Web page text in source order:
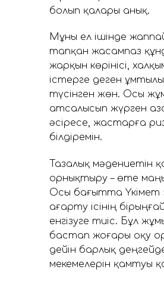
болып қалары анық.
Мұны ел ішінде
тапқан жасампаз
жарқын көрінісі,
істерге деген
түсінген жөн. Осы
атсалысып жүрген
әсіресе, жастарға
білдіремін.
Тазалық мәдениетін
орнықтыру – өте
Осы бағытта Үкімет
ағарту ісінің бірыңғай
енгізуге тиіс. Бұл
бастап жоғары оқу
дейін барлық
мекемелерін қамтуы